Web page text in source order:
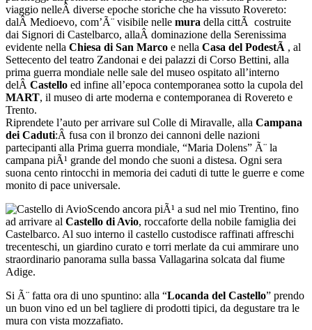
viaggio nelleÂ diverse epoche storiche che ha vissuto Rovereto:
dalÂ Medioevo, com’Ã¨ visibile nelle mura della cittÃ costruite
dai Signori di Castelbarco, allaÂ dominazione della Serenissima
evidente nella Chiesa di San Marco e nella Casa del PodestÃ , al
Settecento del teatro Zandonai e dei palazzi di Corso Bettini, alla
prima guerra mondiale nelle sale del museo ospitato all’interno
delÂ Castello ed infine all’epoca contemporanea sotto la cupola del
MART, il museo di arte moderna e contemporanea di Rovereto e
Trento.
Riprendete l’auto per arrivare sul Colle di Miravalle, alla Campana
dei Caduti:Â fusa con il bronzo dei cannoni delle nazioni
partecipanti alla Prima guerra mondiale, “Maria Dolens” Ã¨ la
campana piÃ¹ grande del mondo che suoni a distesa. Ogni sera
suona cento rintocchi in memoria dei caduti di tutte le guerre e come
monito di pace universale.
Scendo ancora piÃ¹ a sud nel mio Trentino, fino
ad arrivare al Castello di Avio, roccaforte della nobile famiglia dei
Castelbarco. Al suo interno il castello custodisce raffinati affreschi
trecenteschi, un giardino curato e torri merlate da cui ammirare uno
straordinario panorama sulla bassa Vallagarina solcata dal fiume
Adige.
Si Ã¨ fatta ora di uno spuntino: alla “Locanda del Castello” prendo
un buon vino ed un bel tagliere di prodotti tipici, da degustare tra le
mura con vista mozzafiato.